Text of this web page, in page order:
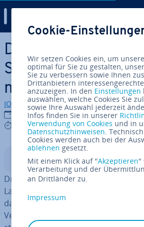
Zum Haupt­in­halt springen
Drupal: Modulares
Social-Pu­bli­shing
mehr
IONOS Redaktion
26.07.2019
5 mins
Auf Auf
In­halts­ver­zeich­nis
Drupal ist ein CMS, das sich großer
Laufe der Zeit hat sich eine
das kos­ten­lo­se Open-Source-CMS
Vergleich zu anderen Content-
Cookie-
Wir setzen Cookies ein, um
optimal für Sie zu gestalten,
Sie zu verbessern sowie Ihnen
Drittanbietern
anzuzeigen. In den Einstellungen
auswählen, welche Cookies Sie
sowie Ihre Auswahl jederzeit
Infos finden Sie in unserer
Verwendung von Cookies und in
Datenschutzhinweisen.
Cookies werden auch bei der
ablehnen gesetzt.
Mit einem Klick auf "Akzeptieren"
Verarbeitung und der
an Drittländer zu.
Impressum